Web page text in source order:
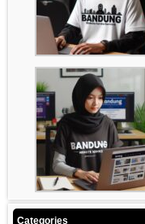
Categories